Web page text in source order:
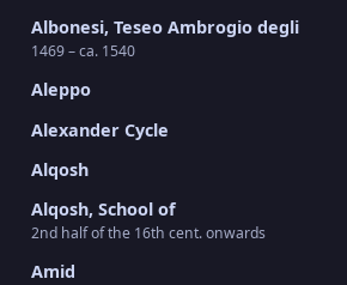
Albonesi, Teseo Ambrogio degli
1469 – ca. 1540
Aleppo
Alexander Cycle
Alqosh
Alqosh, School of
2nd half of the 16th cent. onwards
Amid